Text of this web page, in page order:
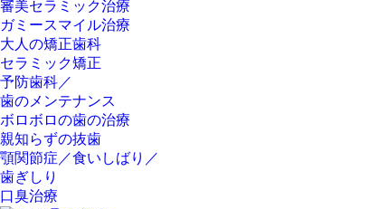
審美セラミック治療
ガミースマイル治療
大人の矯正歯科
セラミック矯正
予防歯科／
歯のメンテナンス
ボロボロの歯の治療
親知らずの抜歯
顎関節症／食いしばり／
歯ぎしり
口臭治療